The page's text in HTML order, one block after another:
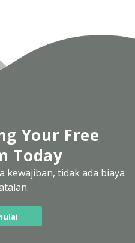
Your Free
Today
kewajiban, tidak ada biaya